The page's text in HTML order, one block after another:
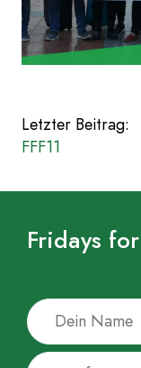
Letzter Beitrag:
FFF11
Fridays